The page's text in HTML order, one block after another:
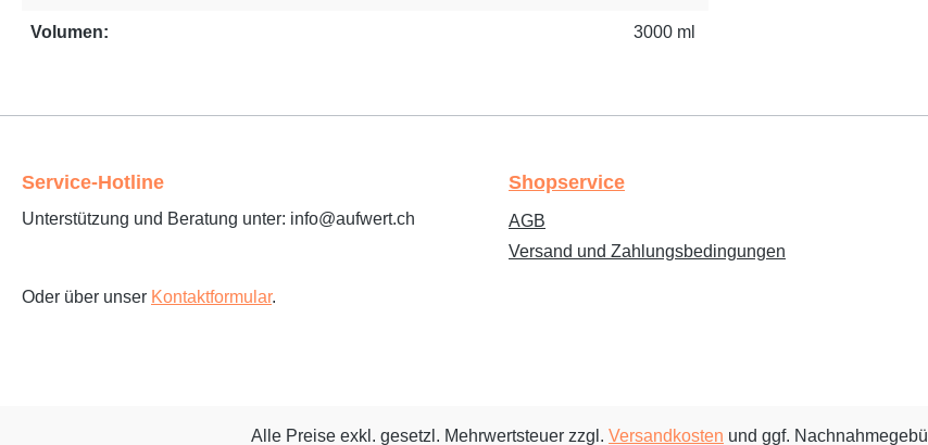
Volumen: 3000 ml
Service-Hotline
Unterstützung und Beratung unter: info@aufwert.ch
Oder über unser Kontaktformular.
Shopservice
AGB
Versand und Zahlungsbedingungen
Alle Preise exkl. gesetzl. Mehrwertsteuer zzgl. Versandkosten und ggf.